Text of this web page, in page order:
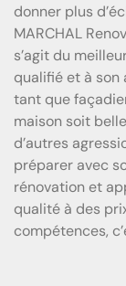
donner plus
MARCHAL
s’agit du
qualifié et à son
tant que
maison soit
d’autres
préparer avec
rénovation et
qualité à des
compétences,